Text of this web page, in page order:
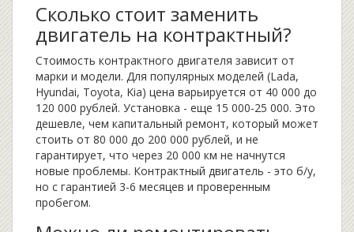
Сколько стоит заменить
двигатель на контрактный?
Стоимость контрактного двигателя зависит от
марки и модели. Для популярных моделей (Lada,
Hyundai, Toyota, Kia) цена варьируется от 40 000 до
120 000 рублей. Установка - еще 15 000-25 000. Это
дешевле, чем капитальный ремонт, который может
стоить от 80 000 до 200 000 рублей, и не
гарантирует, что через 20 000 км не начнутся
новые проблемы. Контрактный двигатель - это б/у,
но с гарантией 3-6 месяцев и проверенным
пробегом.